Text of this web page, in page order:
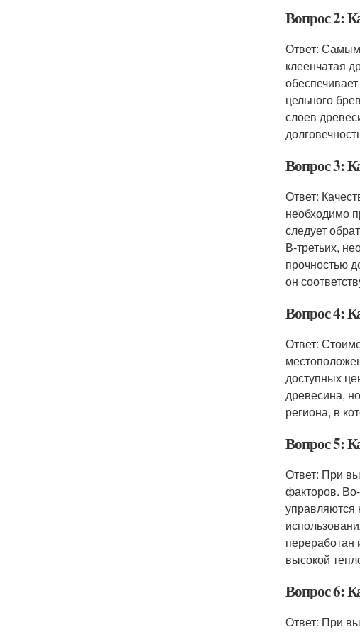
Вопрос 2:
Ответ:
клеенчатая
цельного
слоев
Вопрос 3:
Ответ:
необходимо
следует
В-третьих,
прочностью
он
Вопрос 4:
Ответ:
доступных
древесина,
региона, в
Вопрос 5:
Ответ: При
факторов.
управляются
переработан
высокой
Вопрос 6:
Ответ: При